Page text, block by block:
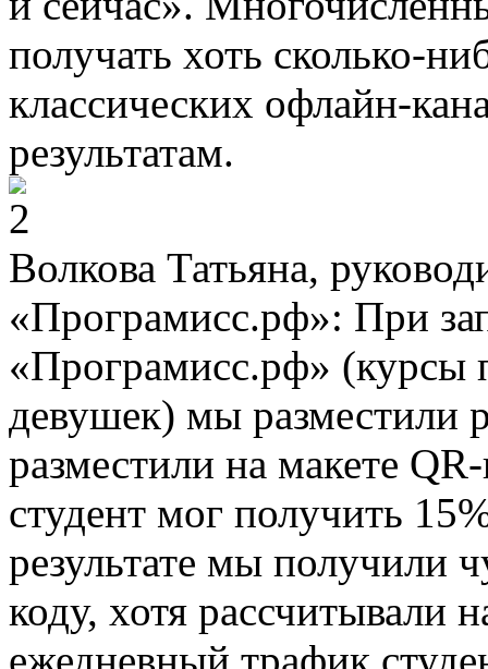
получать хоть сколько-
классических офлайн-
результатам.
Волкова Татьяна,
«Програмисс.рф»: При
«Програмисс.рф» (курсы
девушек) мы разместили
разместили на макетe
студент мог получить
результате мы получили
коду, хотя рассчитывали
ежедневный трафик